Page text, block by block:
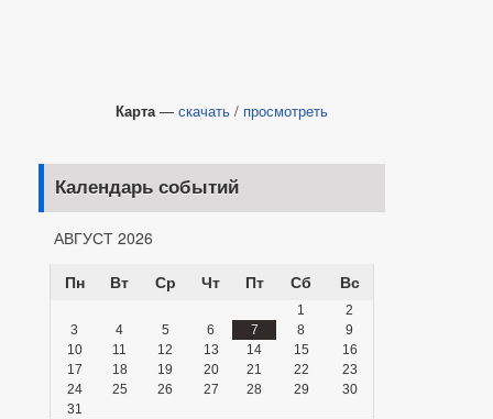
Карта — скачать / просмотреть
Календарь событий
АВГУСТ 2026
Пн
Вт Ср Чт Пт Сб Вс
1
2
3
4 5 6 7 8
9
10
11 12 13 14 15
16
17
18 19 20 21 22
23
24
25 26 27 28 29
30
31